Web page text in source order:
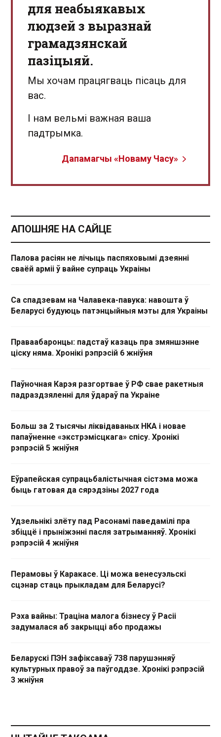
для неабыякавых
людзей з выразнай
грамадзянскай
пазіцыяй.
Мы хочам працягваць пісаць для
вас.
І нам вельмі важная ваша
падтрымка.
Дапамагчы «Новаму Часу»
АПОШНЯЕ НА САЙЦЕ
Палова расіян не лічыць паспяховымі дзеянні
сваёй арміі ў вайне супраць Украіны
Са спадзевам на Чалавека-павука: навошта ў
Беларусі будуюць патэнцыйныя мэты для Украіны
Праваабаронцы: падстаў казаць пра змяншэнне
ціску няма. Хронікі рэпрэсій 6 жніўня
Паўночная Карэя разгортвае ў РФ свае ракетныя
падраздзяленні для ўдараў па Украіне
Больш за 2 тысячы ліквідаваных НКА і новае
папаўненне «экстрэмісцкага» спісу. Хронікі
рэпрэсій 5 жніўня
Еўрапейская супрацьбалістычная сістэма можа
быць гатовая да сярэдзіны 2027 года
Удзельнікі злёту пад Расонамі паведамілі пра
збіццё і прыніжэнні пасля затрыманняў. Хронікі
рэпрэсій 4 жніўня
Перамовы ў Каракасе. Ці можа венесуэльскі
сцэнар стаць прыкладам для Беларусі?
Рэха вайны: Траціна малога бізнесу ў Расіі
задумалася аб закрыцці або продажы
Беларускі ПЭН зафіксаваў 738 парушэнняў
культурных правоў за паўгоддзе. Хронікі рэпрэсій
3 жніўня